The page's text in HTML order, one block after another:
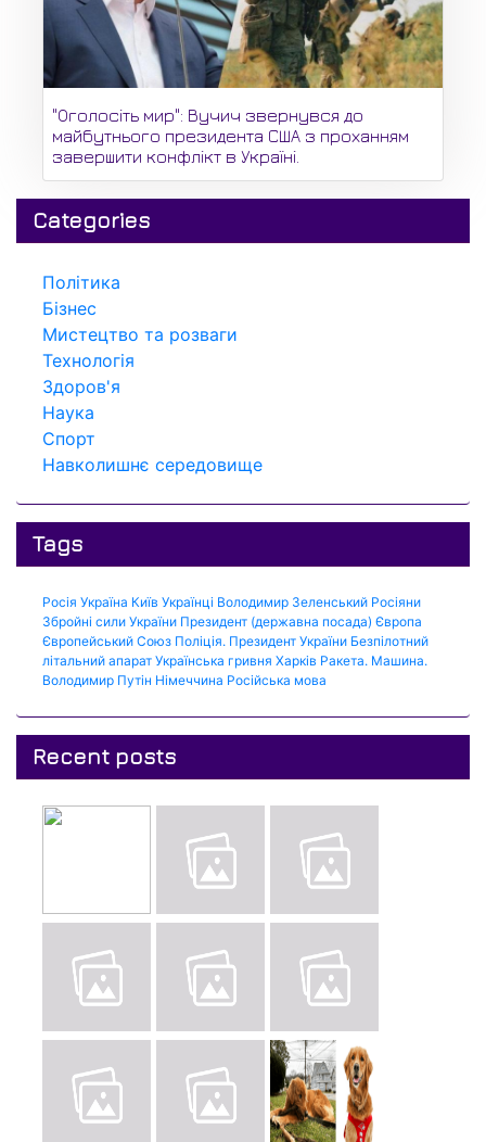
"Оголосіть мир": Вучич звернувся до
майбутнього президента США з проханням
завершити конфлікт в Україні.
Categories
Політика
Бізнес
Мистецтво та розваги
Технологія
Здоров'я
Наука
Спорт
Навколишнє середовище
Tags
Росія Україна Київ Українці Володимир Зеленський Росіяни
Збройні сили України Президент (державна посада) Європа
Європейський Союз Поліція. Президент України Безпілотний
літальний апарат Українська гривня Харків Ракета. Машина.
Володимир Путін Німеччина Російська мова
Recent posts